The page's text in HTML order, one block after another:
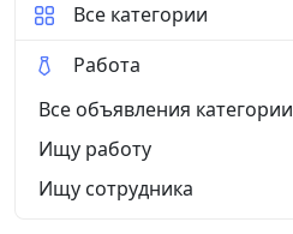
Все категории
Работа
Все объявления категории
Ищу работу
Ищу сотрудника